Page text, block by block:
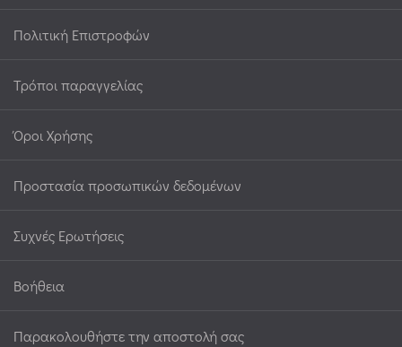
Πολιτική Επιστροφών
Τρόποι παραγγελίας
Όροι Χρήσης
Προστασία προσωπικών δεδομένων
Συχνές Ερωτήσεις
Βοήθεια
Παρακολουθήστε την αποστολή σας